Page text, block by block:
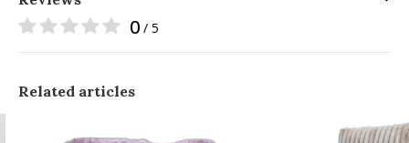
0 / 5
Related articles